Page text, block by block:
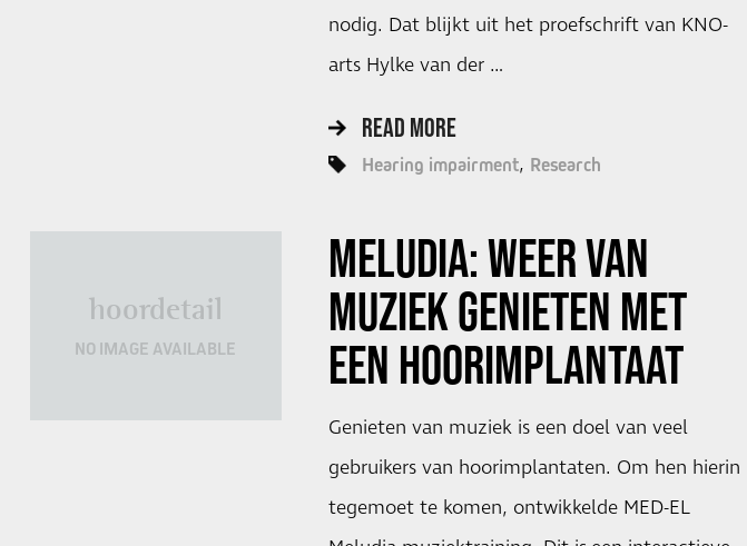
nodig. Dat blijkt uit het proefschrift van KNO-
arts Hylke van der …
READ MORE
Hearing impairment Research
hoordetail
NO IMAGE AVAILABLE
MELUDIA:WEER VAN
MUZIEK GENIETEN MET
EEN HOORIMPLANTAAT
Genieten van muziek is een doel van veel
gebruikers van hoorimplantaten. Om hen hierin
tegemoet te komen, ontwikkelde MED-EL